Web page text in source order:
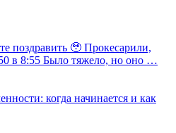
поздравить 🥹 Прокесарили,
в 8:55 Было тяжело, но оно …